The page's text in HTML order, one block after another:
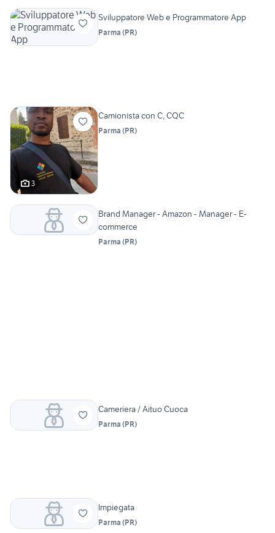
Sviluppatore Web e Programmatore App
Parma (PR)
3
Camionista con C, CQC
Parma (PR)
Brand Manager - Amazon - Manager - E-
commerce
Parma (PR)
Cameriera / Aituo Cuoca
Parma (PR)
Impiegata
Parma (PR)